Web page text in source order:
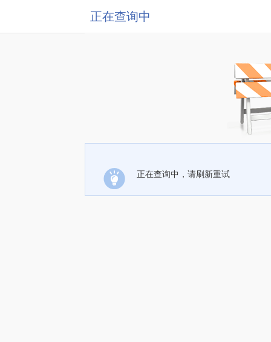
正在查询中
正在查询中，请刷新重试